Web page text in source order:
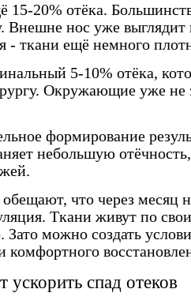
15-20% отёка.
Внешне нос уже
- ткани ещё немного
5-10% отёка,
Окружающие уже не
формирование
небольшую
что через месяц
Ткани живут по
Зато можно создать
комфортного
ускорить спад отеков